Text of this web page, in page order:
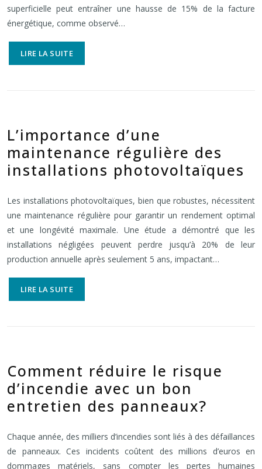
superficielle peut entraîner une hausse de 15% de la facture
énergétique, comme observé…
LIRE LA SUITE
L’importance d’une
maintenance régulière des
installations photovoltaïques
Les installations photovoltaïques, bien que robustes, nécessitent
une maintenance régulière pour garantir un rendement optimal
et une longévité maximale. Une étude a démontré que les
installations négligées peuvent perdre jusqu’à 20% de leur
production annuelle après seulement 5 ans, impactant…
LIRE LA SUITE
Comment réduire le risque
d’incendie avec un bon
entretien des panneaux?
Chaque année, des milliers d’incendies sont liés à des défaillances
de panneaux. Ces incidents coûtent des millions d’euros en
dommages matériels, sans compter les pertes humaines